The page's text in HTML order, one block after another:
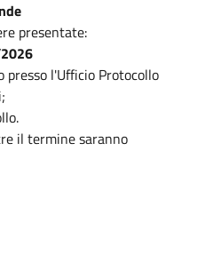
presentate:
presso l'Ufficio Protocollo
il termine saranno